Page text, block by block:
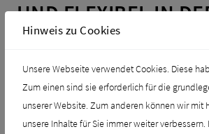
UND FLEXIBEL IN
Glaselemente der ersetzt werden und verleihen
Hinweis zu Cookies
Unsere Webseite verwendet Cookies. Diese
Zum einen sind sie erforderlich für die
unserer Website. Zum anderen können wir mit
unsere Inhalte für Sie immer weiter